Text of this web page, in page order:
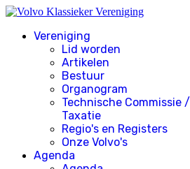
Vereniging
Lid worden
Artikelen
Bestuur
Organogram
Technische Commissie /
Taxatie
Regio's en Registers
Onze Volvo's
Agenda